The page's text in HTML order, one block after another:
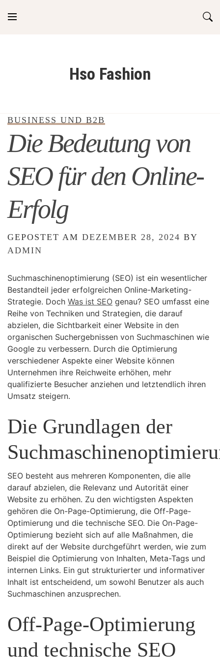
Hso Fashion
BUSINESS UND B2B
Die Bedeutung von
SEO für den Online-
Erfolg
GEPOSTET AM DEZEMBER 28, 2024 BY
ADMIN
Suchmaschinenoptimierung (SEO) ist ein wesentlicher
Bestandteil jeder erfolgreichen Online-Marketing-
Strategie. Doch Was ist SEO genau? SEO umfasst eine
Reihe von Techniken und Strategien, die darauf
abzielen, die Sichtbarkeit einer Website in den
organischen Suchergebnissen von Suchmaschinen wie
Google zu verbessern. Durch die Optimierung
verschiedener Aspekte einer Website können
Unternehmen ihre Reichweite erhöhen, mehr
qualifizierte Besucher anziehen und letztendlich ihren
Umsatz steigern.
Die Grundlagen der
SEO besteht aus mehreren Komponenten, die alle
darauf abzielen, die Relevanz und Autorität einer
Website zu erhöhen. Zu den wichtigsten Aspekten
gehören die On-Page-Optimierung, die Off-Page-
Optimierung und die technische SEO. Die On-Page-
Optimierung bezieht sich auf alle Maßnahmen, die
direkt auf der Website durchgeführt werden, wie zum
Beispiel die Optimierung von Inhalten, Meta-Tags und
internen Links. Ein gut strukturierter und informativer
Inhalt ist entscheidend, um sowohl Benutzer als auch
Suchmaschinen anzusprechen.
Off-Page-Optimierung
und technische SEO